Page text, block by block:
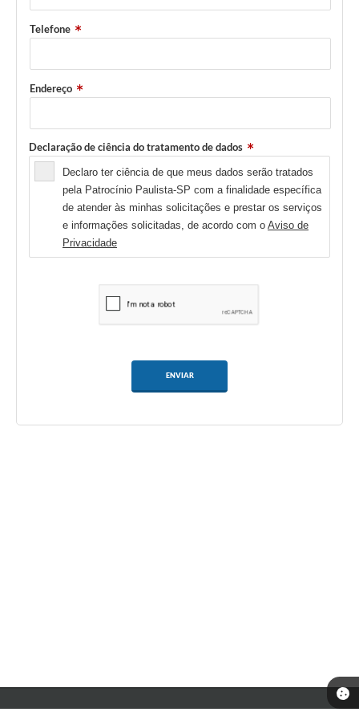
Telefone
Endereço
Declaração de ciência do tratamento de dados
Declaro ter ciência de que meus dados serão tratados
pela Patrocínio Paulista-SP com a finalidade específica
de atender às minhas solicitações e prestar os serviços
e informações solicitadas, de acordo com o Aviso de
Privacidade
ENVIAR